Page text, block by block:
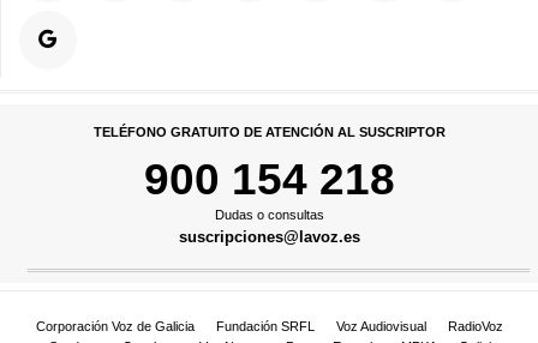
TELÉFONO GRATUITO DE ATENCIÓN AL SUSCRIPTOR
900 154 218
Dudas o consultas
suscripciones@lavoz.es
Corporación Voz de Galicia Fundación SRFL Voz Audiovisual
RadioVoz